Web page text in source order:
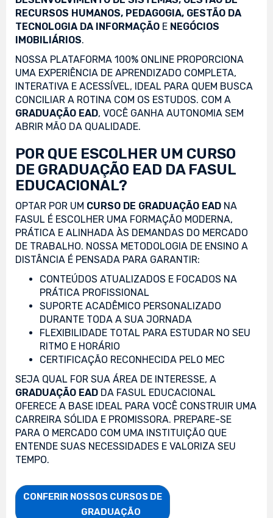
RECURSOS HUMANOS, PEDAGOGIA, GESTÃO DA
TECNOLOGIA DA INFORMAÇÃO E NEGÓCIOS
IMOBILIÁRIOS.
NOSSA PLATAFORMA 100% ONLINE PROPORCIONA
UMA EXPERIÊNCIA DE APRENDIZADO COMPLETA,
INTERATIVA E ACESSÍVEL, IDEAL PARA QUEM BUSCA
CONCILIAR A ROTINA COM OS ESTUDOS. COM A
GRADUAÇÃO EAD, VOCÊ GANHA AUTONOMIA SEM
ABRIR MÃO DA QUALIDADE.
POR QUE ESCOLHER UM CURSO
DE GRADUAÇÃO EAD DA FASUL
EDUCACIONAL?
OPTAR POR UM CURSO DE GRADUAÇÃO EAD NA
FASUL É ESCOLHER UMA FORMAÇÃO MODERNA,
PRÁTICA E ALINHADA ÀS DEMANDAS DO MERCADO
DE TRABALHO. NOSSA METODOLOGIA DE ENSINO A
DISTÂNCIA É PENSADA PARA GARANTIR:
CONTEÚDOS ATUALIZADOS E FOCADOS NA
PRÁTICA PROFISSIONAL
SUPORTE ACADÊMICO PERSONALIZADO
DURANTE TODA A SUA JORNADA
FLEXIBILIDADE TOTAL PARA ESTUDAR NO SEU
RITMO E HORÁRIO
CERTIFICAÇÃO RECONHECIDA PELO MEC
SEJA QUAL FOR SUA ÁREA DE INTERESSE, A
GRADUAÇÃO EAD DA FASUL EDUCACIONAL
OFERECE A BASE IDEAL PARA VOCÊ CONSTRUIR UMA
CARREIRA SÓLIDA E PROMISSORA. PREPARE-SE
PARA O MERCADO COM UMA INSTITUIÇÃO QUE
ENTENDE SUAS NECESSIDADES E VALORIZA SEU
TEMPO.
CONFERIR NOSSOS CURSOS DE
                    GRADUAÇÃO